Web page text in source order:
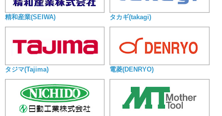
精和産業(SEIWA) タカギ(takagi)
タジマ(Tajima) 電菱(DENRYO)